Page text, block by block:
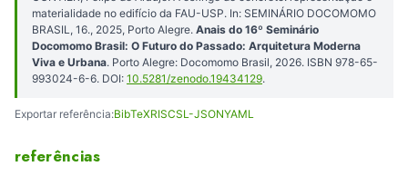
materialidade no edifício da FAU-USP. In: SEMINÁRIO DOCOMOMO
BRASIL, 16., 2025, Porto Alegre. Anais do 16º Seminário
Docomomo Brasil: O Futuro do Passado: Arquitetura Moderna
Viva e Urbana. Porto Alegre: Docomomo Brasil, 2026. ISBN 978-65-
993024-6-6. DOI: 10.5281/zenodo.19434129.
Exportar referência:BibTeXRISCSL-JSONYAML
referências